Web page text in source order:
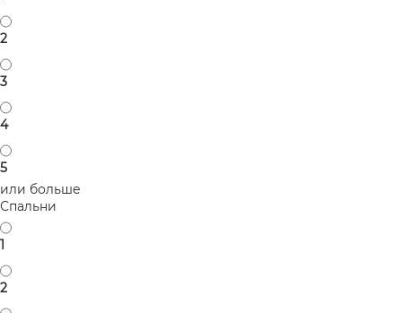
2
3
4
5
или больше
Спальни
1
2